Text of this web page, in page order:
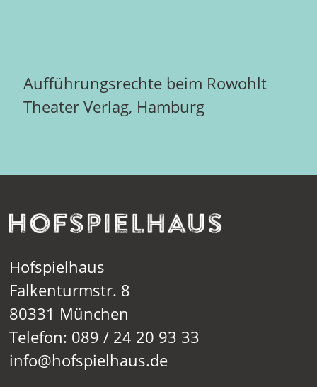
Aufführungsrechte beim Rowohlt
Theater Verlag, Hamburg
Hofspielhaus
Falkenturmstr. 8
80331 München
Telefon: 089 / 24 20 93 33
info@hofspielhaus.de